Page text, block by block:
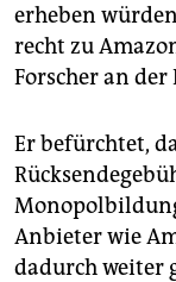
erheben
recht zu
Forscher an
Er befürchtet,
Anbieter wie
dadurch weiter